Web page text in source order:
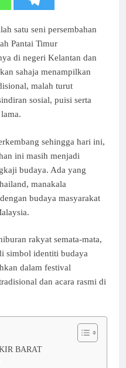
satu seni persembahan
Pantai Timur
di negeri Kelantan dan
sahaja menampilkan
malah turut
sosial, puisi serta
sehingga hari ini,
ini masih menjadi
budaya. Ada yang
manakala
budaya masyarakat
rakyat semata-mata,
simbol identiti budaya
dalam festival
dan acara rasmi di
BARAT